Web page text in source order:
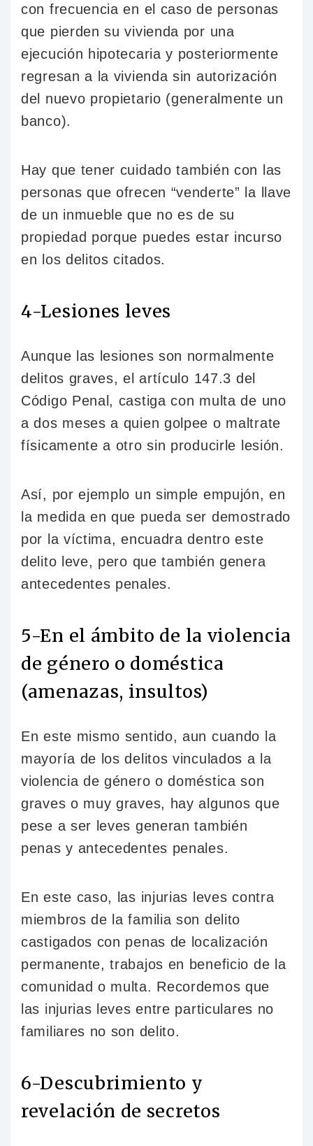
con frecuencia en el caso de personas
que pierden su vivienda por una
ejecución hipotecaria y posteriormente
regresan a la vivienda sin autorización
del nuevo propietario (generalmente un
banco).
Hay que tener cuidado también con las
personas que ofrecen “venderte” la llave
de un inmueble que no es de su
propiedad porque puedes estar incurso
en los delitos citados.
4-Lesiones leves
Aunque las lesiones son normalmente
delitos graves, el artículo 147.3 del
Código Penal, castiga con multa de uno
a dos meses a quien golpee o maltrate
físicamente a otro sin producirle lesión.
Así, por ejemplo un simple empujón, en
la medida en que pueda ser demostrado
por la víctima, encuadra dentro este
delito leve, pero que también genera
antecedentes penales.
5-En el ámbito de la violencia
de género o doméstica
(amenazas, insultos)
En este mismo sentido, aun cuando la
mayoría de los delitos vinculados a la
violencia de género o doméstica son
graves o muy graves, hay algunos que
pese a ser leves generan también
penas y antecedentes penales.
En este caso, las injurias leves contra
miembros de la familia son delito
castigados con penas de localización
permanente, trabajos en beneficio de la
comunidad o multa. Recordemos que
las injurias leves entre particulares no
familiares no son delito.
6-Descubrimiento y
revelación de secretos